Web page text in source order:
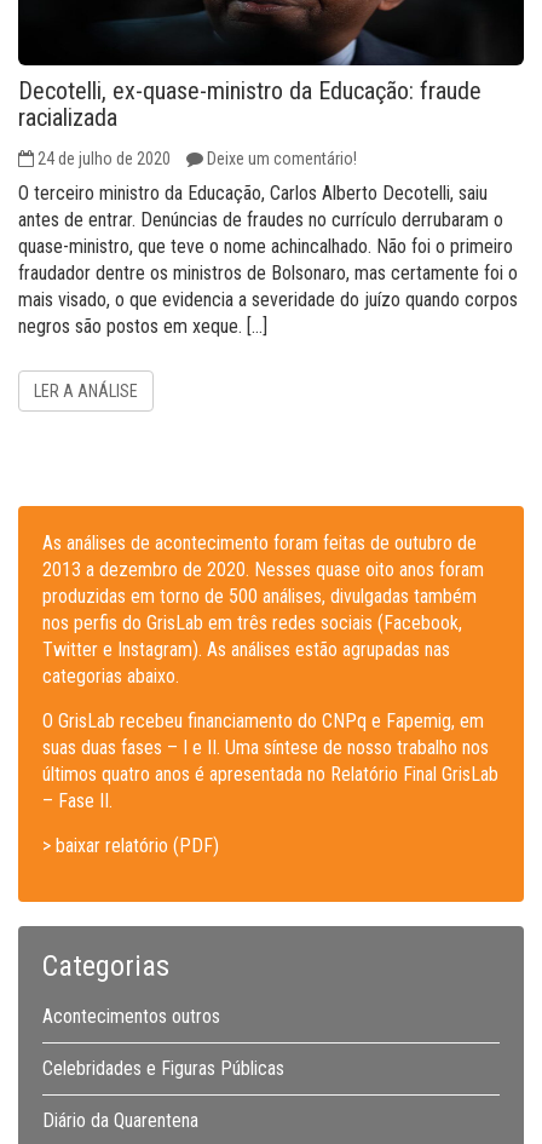
Decotelli, ex-quase-ministro da Educação: fraude
racializada
24 de julho de 2020 Deixe um comentário!
O terceiro ministro da Educação, Carlos Alberto Decotelli, saiu
antes de entrar. Denúncias de fraudes no currículo derrubaram o
quase-ministro, que teve o nome achincalhado. Não foi o primeiro
fraudador dentre os ministros de Bolsonaro, mas certamente foi o
mais visado, o que evidencia a severidade do juízo quando corpos
negros são postos em xeque. […]
LER A ANÁLISE
As análises de acontecimento foram feitas de outubro de
2013 a dezembro de 2020. Nesses quase oito anos foram
produzidas em torno de 500 análises, divulgadas também
nos perfis do GrisLab em três redes sociais (Facebook,
Twitter e Instagram). As análises estão agrupadas nas
categorias abaixo.
O GrisLab recebeu financiamento do CNPq e Fapemig, em
suas duas fases – I e II. Uma síntese de nosso trabalho nos
últimos quatro anos é apresentada no Relatório Final GrisLab
– Fase II.
> baixar relatório (PDF)
Categorias
Acontecimentos outros
Celebridades e Figuras Públicas
Diário da Quarentena